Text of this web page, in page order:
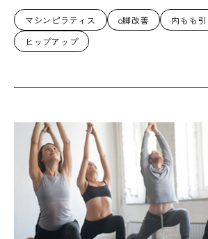
マシンピラティス o脚改善
内もも
ヒップアップ